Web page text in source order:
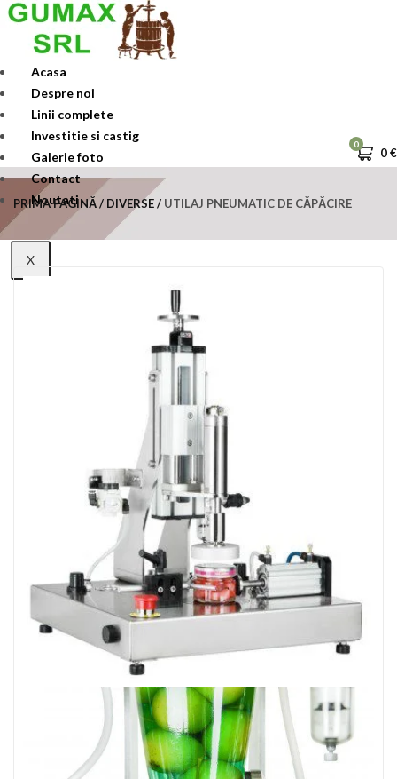
Skip
content
Acasa
Despre noi
Linii complete
Investitie si castig
Galerie foto
Contact
Noutati
X
0
0€
PRIMA PAGINĂ DIVERSE UTILAJ PNEUMATIC DE CĂPĂCIRE